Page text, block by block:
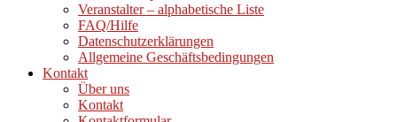
Veranstalter – alphabetische Liste
FAQ/Hilfe
Datenschutzerklärungen
Allgemeine Geschäftsbedingungen
Kontakt
Über uns
Kontakt